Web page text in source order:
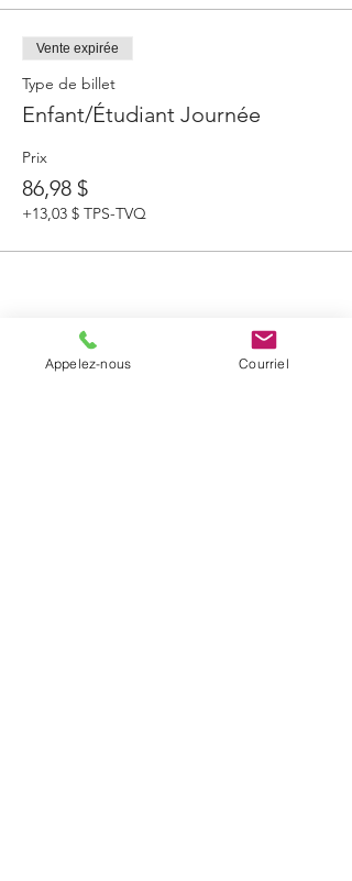
Vente expirée
Type de billet
Enfant/Étudiant Journée
Prix
86,98 $
+13,03 $ TPS-TVQ
Partager cet événement
Appelez-nous Courriel